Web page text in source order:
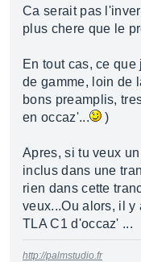
Ca serait pas
plus chere que le
En tout cas, ce
de gamme, loin de
bons preamplis,
en occaz'...
)
Apres, si tu veux
inclus dans une
rien dans cette
veux...Ou alors, il y
TLA C1 d'occaz' ...
http://palmstudio.fr